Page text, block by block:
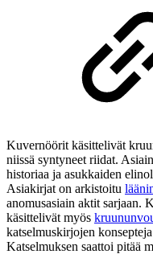
Kuvernöörit käsittelivät
niissä syntyneet riidat.
historiaa ja asukkaiden
Asiakirjat on arkistoitu
anomusasiain aktit sarjaan.
käsittelivät myös
katselmuskirjojen
Katselmuksen saattoi pitää